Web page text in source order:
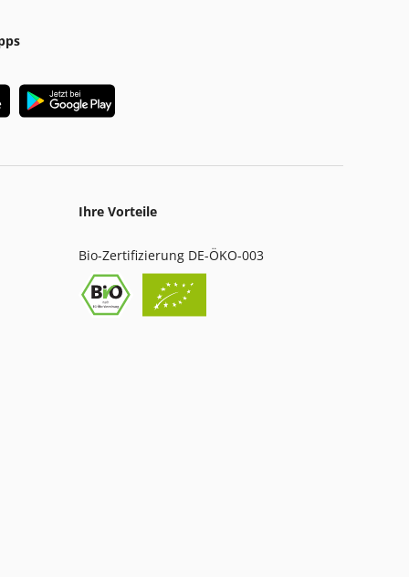
Ihre Vorteile
Bio-Zertifizierung DE-ÖKO-003